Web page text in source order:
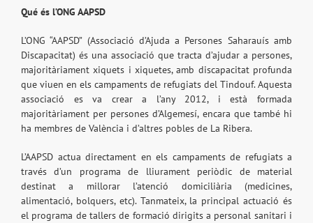
Qué és l’ONG AAPSD
L’ONG “AAPSD” (Associació d’Ajuda a Persones Saharauís amb
Discapacitat) és una associació que tracta d’ajudar a persones,
majoritàriament xiquets i xiquetes, amb discapacitat profunda
que viuen en els campaments de refugiats del Tindouf. Aquesta
associació es va crear a l’any 2012, i està formada
majoritàriament per persones d’Algemesí, encara que també hi
ha membres de València i d’altres pobles de La Ribera.
L’AAPSD actua directament en els campaments de refugiats a
través d’un programa de lliurament periòdic de material
destinat a millorar l’atenció domiciliària (medicines,
alimentació, bolquers, etc). Tanmateix, la principal actuació és
el programa de tallers de formació dirigits a personal sanitari i